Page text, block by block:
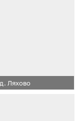
Ляхово